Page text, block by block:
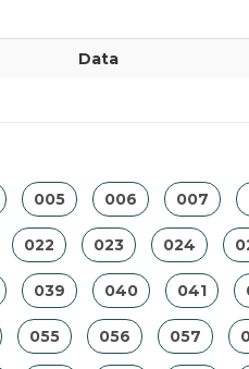
Data
005 006 007
022 023 024
039 040 041
055 056 057